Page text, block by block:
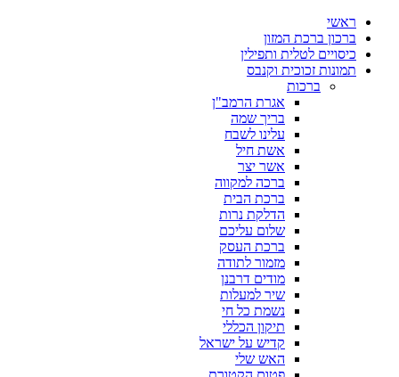
ראשי
ברכון ברכת המזון
כיסויים לטלית ותפילין
תמונות זכוכית וקנבס
ברכות
אגרת הרמב"ן
בריך שמה
עלינו לשבח
אשת חיל
אשר יצר
ברכה למקווה
ברכת הבית
הדלקת נרות
שלום עליכם
ברכת העסק
מזמור לתודה
מודים דרבנן
שיר למעלות
נשמת כל חי
תיקון הכללי
קדיש על ישראל
האש שלי